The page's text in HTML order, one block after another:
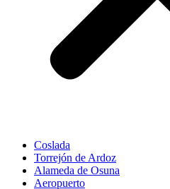
Coslada
Torrejón de Ardoz
Alameda de Osuna
Aeropuerto